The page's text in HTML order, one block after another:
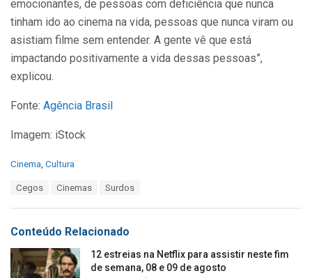
emocionantes, de pessoas com deficiência que nunca
tinham ido ao cinema na vida, pessoas que nunca viram ou
asistiam filme sem entender. A gente vê que está
impactando positivamente a vida dessas pessoas”,
explicou.
Fonte: Agência Brasil
Imagem: iStock
C
o
r
i
e
Cinema, Cultura
:
Cegos Cinemas Surdos
Conteúdo Relacionado
12 estreias na Netflix para assistir neste fim
de semana, 08 e 09 de agosto